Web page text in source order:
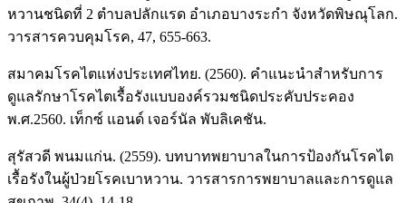
หวานชนิดที่ 2 ตำบลปลักแรด อำเภอบางระกำ จังหวัดพิษณุโลก.
วารสารควบคุมโรค, 47, 655-663.
สมาคมโรคไตแห่งประเทศไทย. (2560). คำแนะนำสำหรับการ
ดูแลรักษาโรคไตเรื้อรังแบบองค์รวมชนิดประคับประคอง
พ.ศ.2560. เท็กซ์ แอนด์ เจอร์นัล พับลิเคชัน.
สุรัสวดี พนมแก่น. (2559). บทบาทพยาบาลในการป้องกันโรคไต
เรื้อรังในผู้ป่วยโรคเบาหวาน. วารสารการพยาบาลและการดูแล